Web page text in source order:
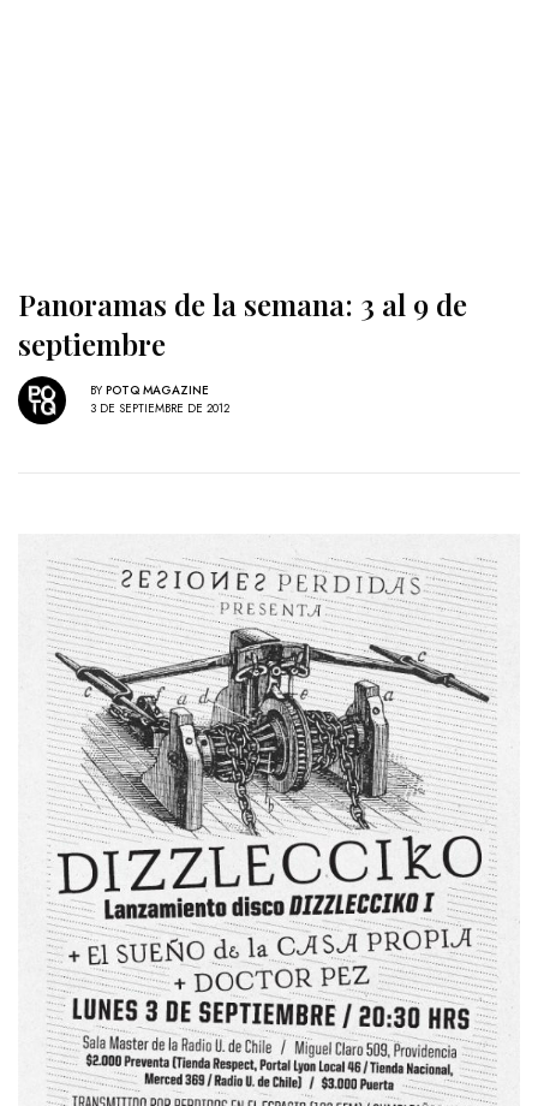
Panoramas de la semana: 3 al 9 de
septiembre
BY POTQ MAGAZINE
3 DE SEPTIEMBRE DE 2012